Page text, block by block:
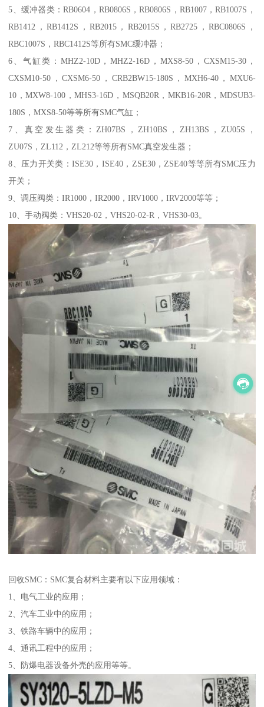
5、缓冲器类：RB0604，RB0806S，RB0806S，RB1007，RB1007S，
RB1412，RB1412S，RB2015，RB2015S，RB2725，RBC0806S，
RBC1007S，RBC1412S等所有SMC缓冲器；
6、气缸类：MHZ2-10D，MHZ2-16D，MXS8-50，CXSM15-30，
CXSM10-50，CXSM6-50，CRB2BW15-180S，MXH6-40，MXU6-
10，MXW8-100，MHS3-16D，MSQB20R，MKB16-20R，MDSUB3-
180S，MXS8-50等等所有SMC气缸；
7、真空发生器类：ZH07BS，ZH10BS，ZH13BS，ZU05S，
ZU07S，ZL112，ZL212等等所有SMC真空发生器；
8、压力开关类：ISE30，ISE40，ZSE30，ZSE40等等所有SMC压力
开关；
9、调压阀类：IR1000，IR2000，IRV1000，IRV2000等等；
10、手动阀类：VHS20-02，VHS20-02-R，VHS30-03。
回收SMC：SMC复合材料主要有以下应用领域：
1、电气工业的应用；
2、汽车工业中的应用；
3、铁路车辆中的应用；
4、通讯工程中的应用；
5、防爆电器设备外壳的应用等等。